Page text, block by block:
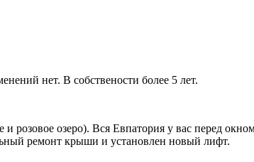
нет. В собствености более 5 лет.
озеро). Вся Евпатория у вас перед
ремонт крыши и установлен новый лифт.